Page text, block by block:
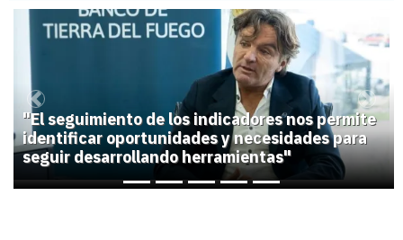
1
"El seguimiento de los indicadores nos permite
identificar oportunidades y necesidades para
seguir desarrollando herramientas"
Previous Next